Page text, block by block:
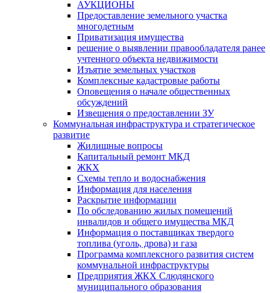
АУКЦИОНЫ
Предоставление земельного участка
многодетным
Приватизация имущества
решение о выявлении правообладателя ранее
учтенного объекта недвижимости
Изъятие земельных участков
Комплексные кадастровые работы
Оповещения о начале общественных
обсуждений
Извещения о предоставлении ЗУ
Коммунальная инфраструктура и стратегическое
развитие
Жилищные вопросы
Капитальный ремонт МКД
ЖКХ
Схемы тепло и водоснабжения
Информация для населения
Раскрытие информации
По обследованию жилых помещений
инвалидов и общего имущества МКД
Информация о поставщиках твердого
топлива (уголь, дрова) и газа
Программа комплексного развития систем
коммунальной инфраструктуры
Предприятия ЖКХ Слюдянского
муниципального образования